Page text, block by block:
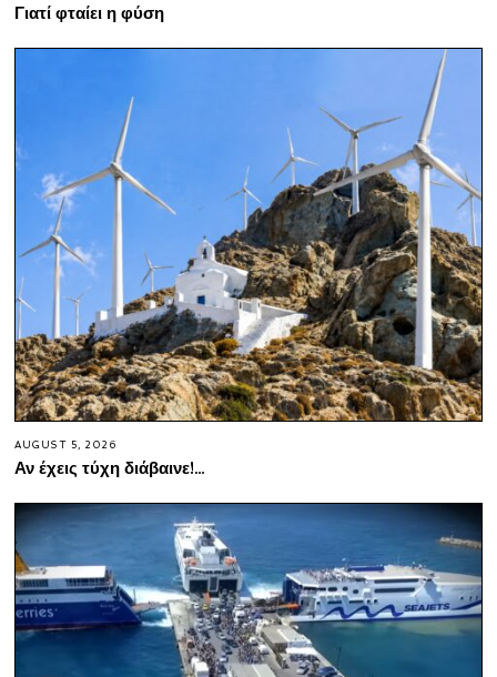
Γιατί φταίει η φύση
AUGUST 5, 2026
Αν έχεις τύχη διάβαινε!…